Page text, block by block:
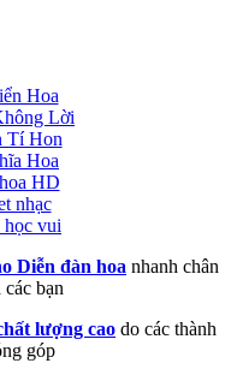
Hoa
Lời
Tí Hon
Hoa
HD
nhạc
học vui
Diễn đàn hoa nhanh chân
bạn
lượng cao do các thành
góp